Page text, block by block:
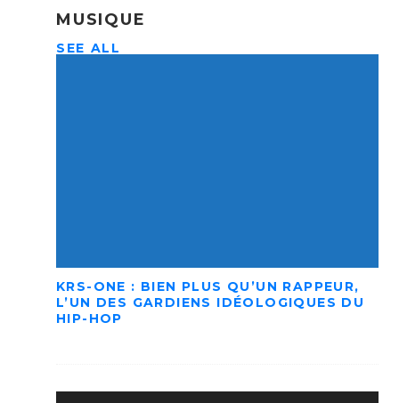
MUSIQUE
SEE ALL
KRS-ONE : BIEN PLUS QU’UN RAPPEUR,
L’UN DES GARDIENS IDÉOLOGIQUES DU
HIP-HOP